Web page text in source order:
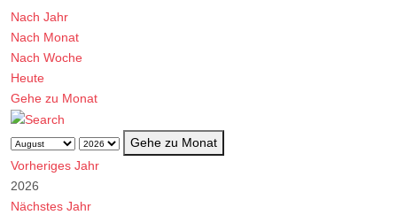
Nach Jahr
Nach Monat
Nach Woche
Heute
Gehe zu Monat
Gehe zu Monat
Vorheriges Jahr
2026
Nächstes Jahr